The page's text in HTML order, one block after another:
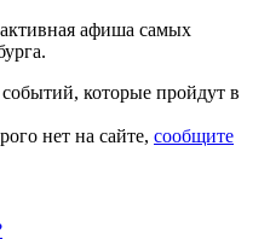
афиша самых
которые пройдут в
нет на сайте, сообщите